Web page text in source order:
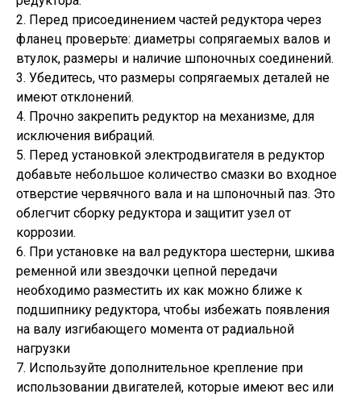
2. Перед присоединением частей редуктора через
фланец проверьте: диаметры сопрягаемых валов и
втулок, размеры и наличие шпоночных соединений.
3. Убедитесь, что размеры сопрягаемых деталей не
имеют отклонений.
4. Прочно закрепить редуктор на механизме, для
исключения вибраций.
5. Перед установкой электродвигателя в редуктор
добавьте небольшое количество смазки во входное
отверстие червячного вала и на шпоночный паз. Это
облегчит сборку редуктора и защитит узел от
коррозии.
6. При установке на вал редуктора шестерни, шкива
ременной или звездочки цепной передачи
необходимо разместить их как можно ближе к
подшипнику редуктора, чтобы избежать появления
на валу изгибающего момента от радиальной
нагрузки
7. Используйте дополнительное крепление при
использовании двигателей, которые имеют вес или